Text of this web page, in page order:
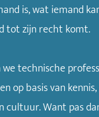
is, wat iemand
tot zijn recht komt.
technische
op basis van
cultuur. Want pas